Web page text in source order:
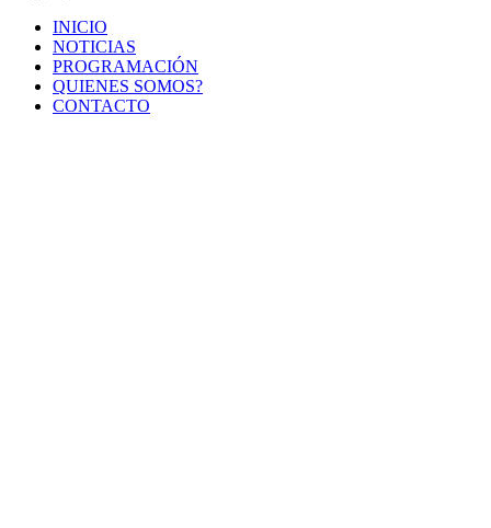
INICIO
NOTICIAS
PROGRAMACIÓN
QUIENES SOMOS?
CONTACTO